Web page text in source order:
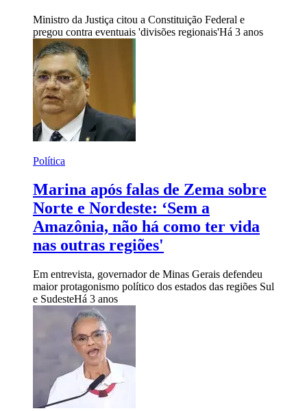
Ministro da Justiça citou a Constituição Federal e
pregou contra eventuais 'divisões regionais'Há 3 anos
Política
Marina após falas de Zema sobre
Norte e Nordeste: ‘Sem a
Amazônia, não há como ter vida
nas outras regiões'
Em entrevista, governador de Minas Gerais defendeu
maior protagonismo político dos estados das regiões Sul
e SudesteHá 3 anos